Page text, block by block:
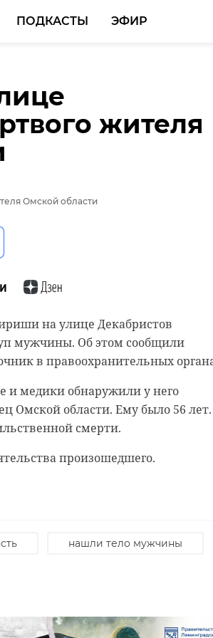
ПОДКАСТЫ ЭФИР
жителя
на улице Декабристов
мужчины. Об этом сообщили
в правоохранительных
и медики обнаружили у него
Омской области. Ему было 56 лет.
смерти.
произошедшего.
нашли тело мужчины
XIX